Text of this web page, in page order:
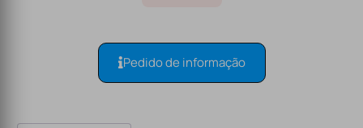
Pedido de informação